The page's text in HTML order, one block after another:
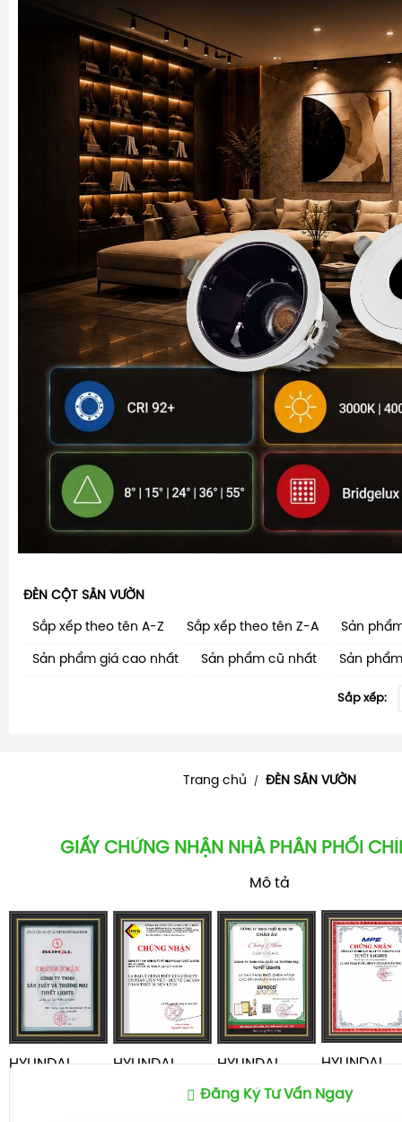
ĐÈN CỘT SÂN VƯỜN
Sắp xếp theo tên A-Z Sắp xếp theo tên Z-A Sản
Sản phẩm giá cao nhất Sản phẩm cũ nhất Sản
Sắp xếp:
Trang chủ / ĐÈN SÂN VƯỜN
GIẤY CHỨNG NHẬN NHÀ PHÂN PHỐI
Mô tả
HYUNDAI
HYUNDAI
TUCSON 2024
HYUNDAI
TUCSON 2024
HYUNDAI
TUCSON
Đăng Ký Tư Vấn Ngay